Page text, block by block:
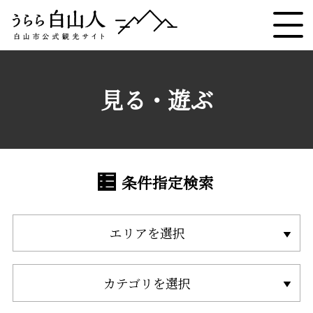
見る・遊ぶ
条件指定検索
エリアを選択
カテゴリを選択